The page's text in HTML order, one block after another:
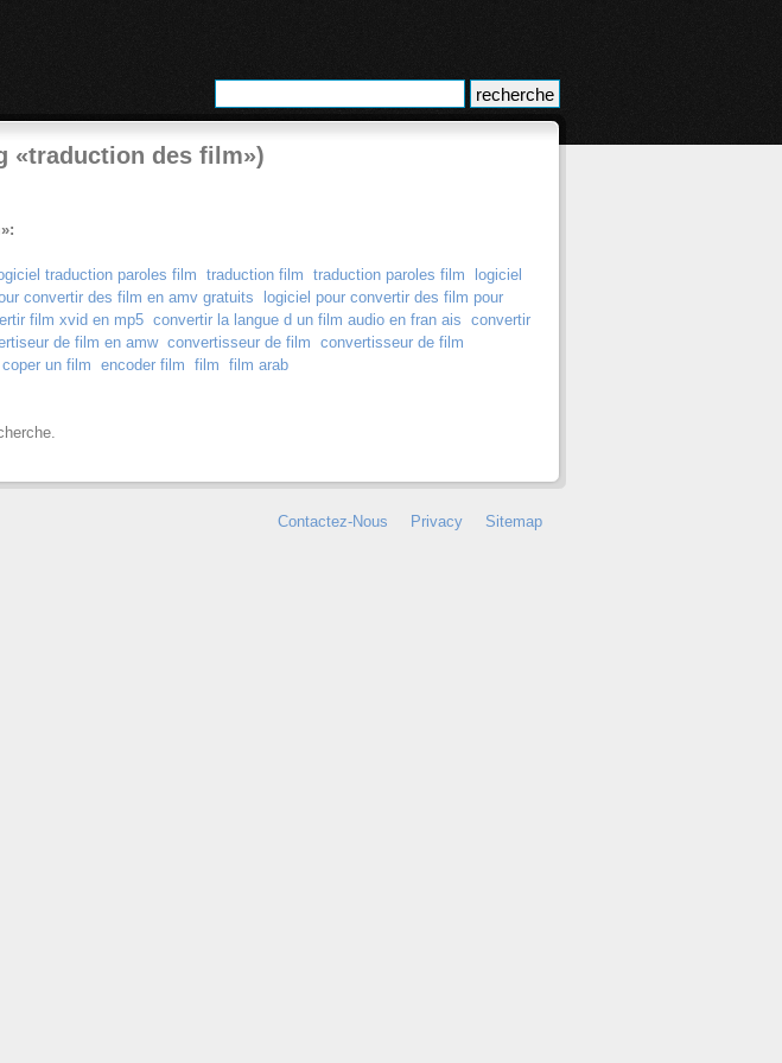
«traduction des film»)
traduction paroles film traduction film traduction paroles film
logiciel
convertir des film en amv gratuits
logiciel pour convertir des film pour
film xvid en mp5 convertir la langue d un film audio en fran ais convertir
de film en amw convertisseur de film convertisseur de film
coper un film encoder film film film arab
Contactez-Nous Privacy Sitemap